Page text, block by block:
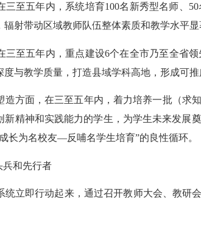
五年内，系统培育100名新秀型名师、50
射带动区域教师队伍整体素质和教学水平显
五年内，重点建设6个在全市乃至全省领
与教学质量，打造县域学科高地，形成可推
面，在三至五年内，着力培养一批（求
新精神和实践能力的学生，为学生未来发展
长为名校友—反哺名学生培育”的良性循环。
和先行者
即行动起来，通过召开教师大会、教研